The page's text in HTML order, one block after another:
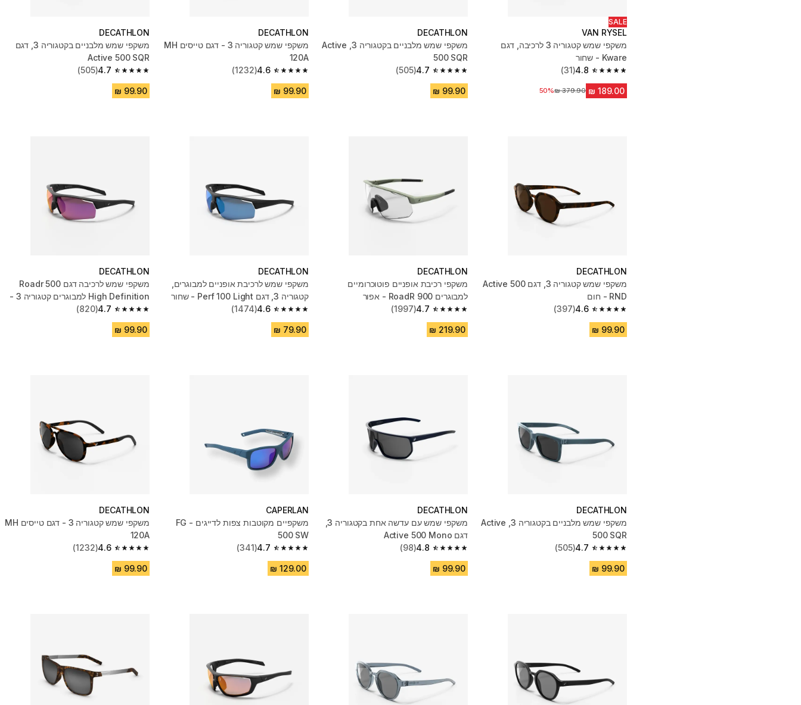
SALE
VAN RYSEL
משקפי שמש קטגוריה 3 לרכיבה, דגם
Kware - שחור
4.8
4.8 out of 5 stars from 31 reviews
(31)
מחיר לפני הנחה
50%
DECATHLON
משקפי שמש מלבניים בקטגוריה 3, Active
500 SQR
4.7
4.7 out of 5 stars from 505 reviews
(505)
DECATHLON
משקפי שמש קטגוריה 3 - דגם טייסים MH
120A
4.6
4.6 out of 5 stars from 1232 reviews
(1232)
DECATHLON
משקפי שמש מלבניים בקטגוריה 3, דגם
Active 500 SQR
4.7
4.7 out of 5 stars from 505 reviews
(505)
DECATHLON
משקפי שמש קטגוריה 3, דגם Active 500
RND - חום
4.6
4.6 out of 5 stars from 397 reviews
(397)
DECATHLON
משקפי רכיבת אופניים פוטוכרומיים
למבוגרים RoadR 900 - אפור
4.7
4.7 out of 5 stars from 1997 reviews
(1997)
DECATHLON
משקפי שמש לרכיבת אופניים למבוגרים,
קטגוריה 3, דגם Perf 100 Light - שחור
4.6
4.6 out of 5 stars from 1474 reviews
(1474)
DECATHLON
משקפי שמש לרכיבה דגם Roadr 500
High Definition למבוגרים קטגוריה 3 -
שחור
4.7
4.7 out of 5 stars from 820 reviews
(820)
DECATHLON
משקפי שמש מלבניים בקטגוריה 3, Active
500 SQR
4.7
4.7 out of 5 stars from 505 reviews
(505)
DECATHLON
משקפי שמש עם עדשה אחת בקטגוריה 3,
דגם Active 500 Mono
4.8
4.8 out of 5 stars from 98 reviews
(98)
CAPERLAN
משקפיים מקוטבות צפות לדייגים - FG
500 SW
4.7
4.7 out of 5 stars from 341 reviews
(341)
DECATHLON
משקפי שמש קטגוריה 3 - דגם טייסים MH
120A
4.6
4.6 out of 5 stars from 1232 reviews
(1232)